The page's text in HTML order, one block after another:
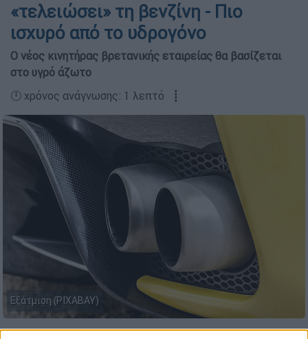
«τελειώσει» τη βενζίνη - Πιο
ισχυρό από το υδρογόνο
Ο νέος κινητήρας βρετανικής εταιρείας θα βασίζεται
στο υγρό άζωτο
🕛 χρόνος ανάγνωσης: 1 λεπτό ┋
Εξάτμιση (PIXABAY)